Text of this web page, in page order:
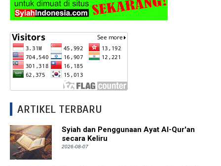
ARTIKEL TERBARU
Syiah dan Penggunaan Ayat Al-Qur'an
secara Keliru
2026-08-07